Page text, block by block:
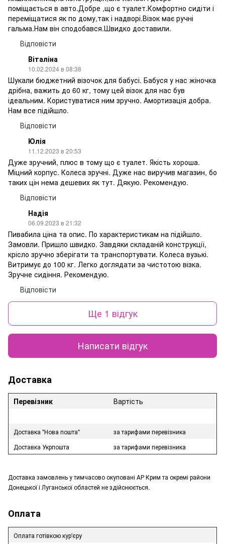
поміщається в авто.Добре ,що є туалет.Комфортно сидіти і
переміщатися як по дому,так і надворі.Візок має ручні
гальма.Нам він сподобався.Швидко доставили.
Відповісти
Віталіна
10.02.2024 в 08:38
Шукали бюджетний візочок для бабусі. Бабуся у нас жіночка
дрібна, важить до 60 кг, тому цей візок для нас був
ідеальним. Користуватися ним зручно. Амортизація добра.
Нам все підійшло.
Відповісти
Юлія
11.12.2023 в 20:53
Дуже зручний, плюс в тому що є туалет. Якість хороша.
Міцний корпус. Колеса зручні. Дуже нас виручив магазин, бо
таких цін нема дешевих як тут. Дякую. Рекомендую.
Відповісти
Надія
06.09.2023 в 21:32
Пивабила ціна та опис. По характеристикам на підійшло.
Замовли. Пришло швидко. Завдяки складаній конструкції,
крісло зручно зберігати та транспортувати. Колеса вузькі.
Витримує до 100 кг. Легко доглядати за чистотою візка.
Зручне сидіння. Рекомендую.
Відповісти
Ще 1 відгук
Написати відгук
Доставка
Перевізник Вартість
Доставка "Нова пошта"
за тарифами перевізника
Доставка Укрпошта
за тарифами перевізника
Доставка замовлень у тимчасово окуповані АР Крим та окремі райони
Донецької і Луганської областей не здійснюється.
Оплата
Оплата готівкою кур'єру